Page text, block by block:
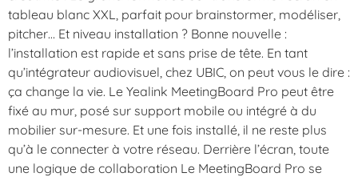
tableau blanc XXL, parfait pour brainstormer, modéliser,
pitcher… Et niveau installation ? Bonne nouvelle :
l’installation est rapide et sans prise de tête. En tant
qu’intégrateur audiovisuel, chez UBIC, on peut vous le dire :
ça change la vie. Le Yealink MeetingBoard Pro peut être
fixé au mur, posé sur support mobile ou intégré à du
mobilier sur-mesure. Et une fois installé, il ne reste plus
qu’à le connecter à votre réseau. Derrière l’écran, toute
une logique de collaboration Le MeetingBoard Pro se